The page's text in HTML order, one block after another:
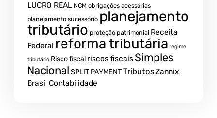
LUCRO REAL NCM obrigações acessórias
planejamento sucessório planejamento
tributário proteção patrimonial Receita
Federal reforma tributária regime
tributário Risco fiscal riscos fiscais Simples
Nacional SPLIT PAYMENTTributosZannix
Brasil Contabilidade